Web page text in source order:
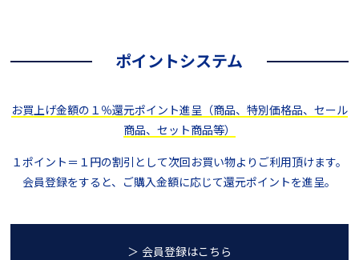
ポイントシステム
お買上げ金額の１％還元ポイント進呈（商品、特別価格品、セール
商品、セット商品等）
１ポイント＝１円の割引として次回お買い物よりご利用頂けます。
会員登録をすると、ご購入金額に応じて還元ポイントを進呈。
＞ 会員登録はこちら